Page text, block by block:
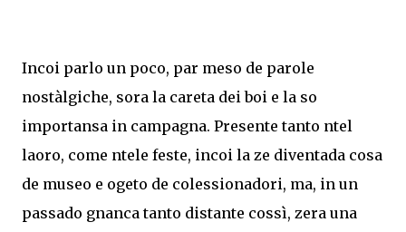
Incoi parlo un poco, par meso de parole
nostàlgiche, sora la careta dei boi e la so
importansa in campagna. Presente tanto ntel
laoro, come ntele feste, incoi la ze diventada cosa
de museo e ogeto de colessionadori, ma, in un
passado gnanca tanto distante cossì, zera una